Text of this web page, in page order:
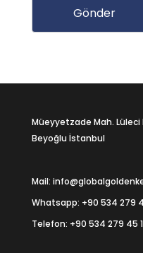
Müeyyetzade Mah. Lüleci
Beyoğlu İstanbul
Mail:
Whatsapp: +90 534 279
Telefon: +90 534 279 45